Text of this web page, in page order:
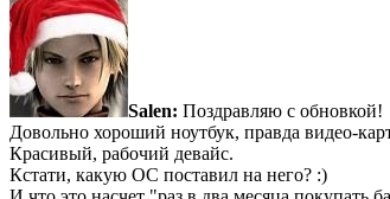
Salen: Поздравляю с обновкой!
Довольно хороший ноутбук, правда видео-
Красивый, рабочий девайс.
Кстати, какую ОС поставил на него? :)